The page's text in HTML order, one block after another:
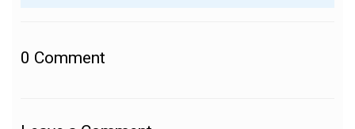
0 Comment